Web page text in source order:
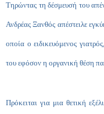
Τηρώντας τη δέσμευσή του
Ανδρέας Ξανθός απέστειλε
οποία ο ειδικευόμενος
του εφόσον η οργανική θέση
Πρόκειται για μια θετική